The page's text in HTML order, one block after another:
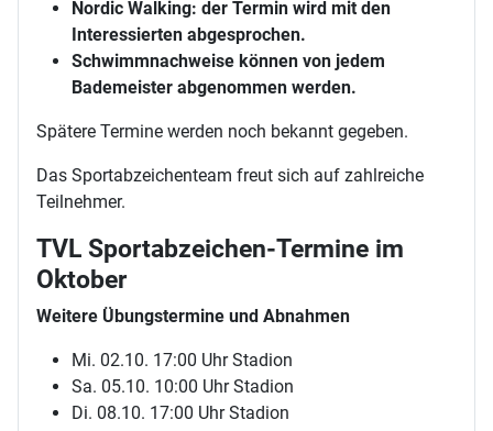
Nordic Walking: der Termin wird mit den
Interessierten abgesprochen.
Schwimmnachweise können von jedem
Bademeister abgenommen werden.
Spätere Termine werden noch bekannt gegeben.
Das Sportabzeichenteam freut sich auf zahlreiche
Teilnehmer.
TVL Sportabzeichen-Termine im
Oktober
Weitere Übungstermine und Abnahmen
Mi. 02.10. 17:00 Uhr Stadion
Sa. 05.10. 10:00 Uhr Stadion
Di. 08.10. 17:00 Uhr Stadion